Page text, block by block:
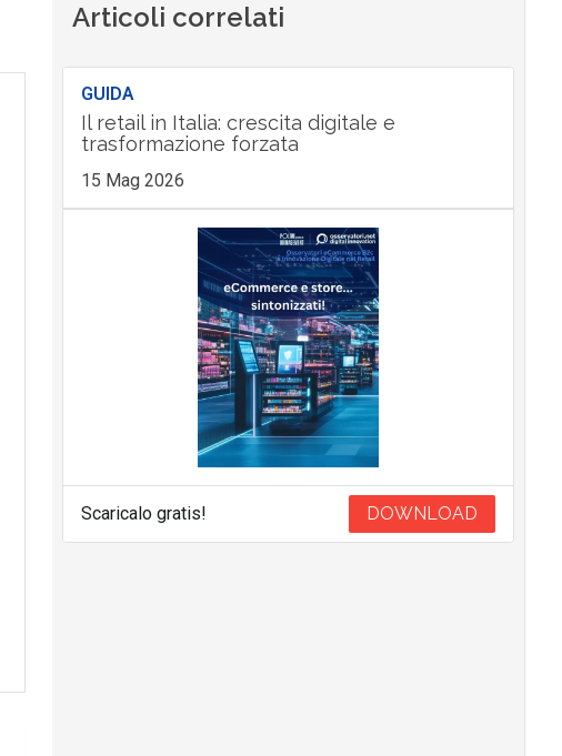
Articoli correlati
GUIDA
Il retail in Italia: crescita digitale e
trasformazione forzata
15 Mag 2026
Scaricalo gratis! DOWNLOAD